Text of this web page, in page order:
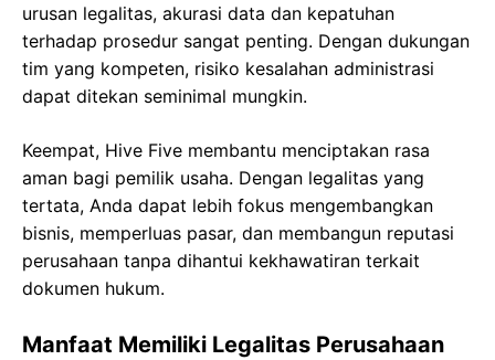
urusan legalitas, akurasi data dan kepatuhan
terhadap prosedur sangat penting. Dengan dukungan
tim yang kompeten, risiko kesalahan administrasi
dapat ditekan seminimal mungkin.
Keempat, Hive Five membantu menciptakan rasa
aman bagi pemilik usaha. Dengan legalitas yang
tertata, Anda dapat lebih fokus mengembangkan
bisnis, memperluas pasar, dan membangun reputasi
perusahaan tanpa dihantui kekhawatiran terkait
dokumen hukum.
Manfaat Memiliki Legalitas Perusahaan